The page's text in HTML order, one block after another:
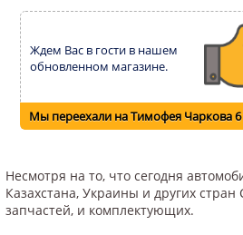
Ждем Вас в гости в нашем
обновленном магазине.
Мы переехали на Тимофея Чаркова 6
Несмотря на то, что сегодня
Казахстана, Украины и других
запчастей, и комплектующих.